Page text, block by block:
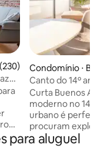
uma avaliação média de
Condomínio ⋅
Canto do 14º
Piscina + vista do
Curta Buenos
moderno no 14º andar!
urbano é perfeito
procuram
Aires tem a oferecer. O edifício
para aluguel